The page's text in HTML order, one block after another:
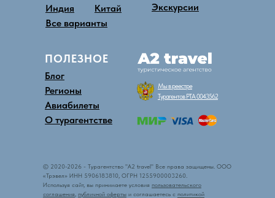
Экскурсии
ПОЛЕЗНОЕ
Блог
Регионы
Авиабилеты
О турагентстве
Индия
Все варианты
Китай
© 2020-2026 - Турагентство "A2 travel" Все права защищены. ООО
«Трэвел» ИНН 5906183810, ОГРН 1255900003260.
Используя сайт, вы принимаете условия пользовательского
соглашения публичной оферты и соглашаетесь с политикой
Мы в реестре
Турагентов РТА 0043562